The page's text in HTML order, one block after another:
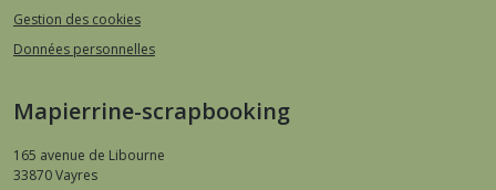
Gestion des cookies
Données personnelles
Mapierrine-scrapbooking
165 avenue de Libourne
33870Vayres